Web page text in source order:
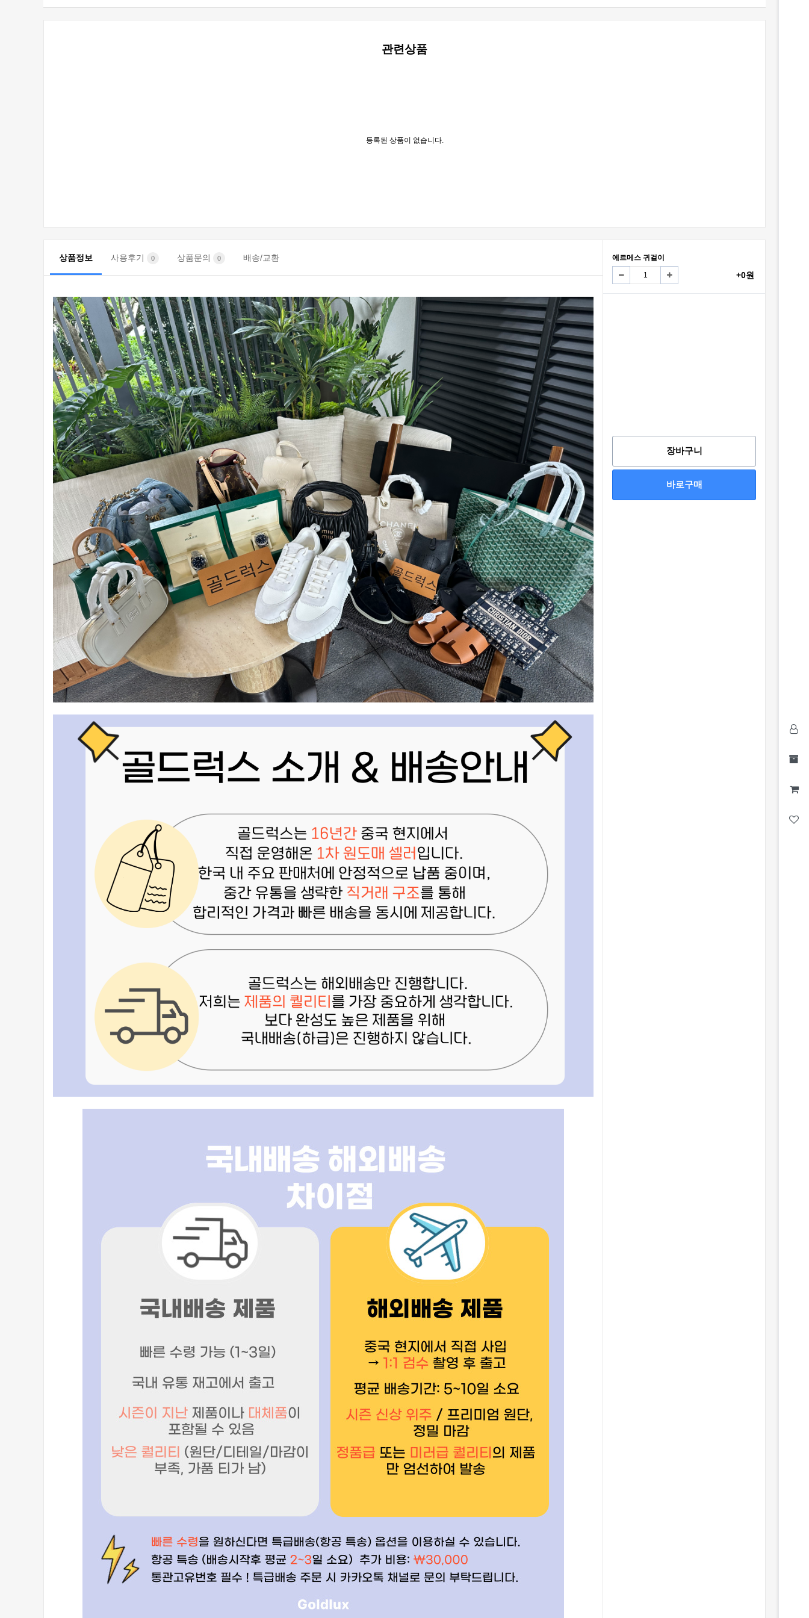
관련상품
등록된 상품이 없습니다.
상품정보 사용후기 0 상품문의 0 배송/교환 에르메스 귀걸이
+0원
장바구니
바로구매